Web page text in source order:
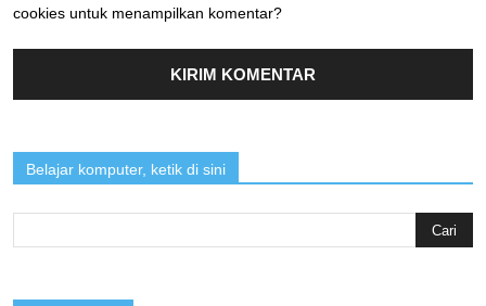
cookies untuk menampilkan komentar?
Belajar komputer, ketik di sini
for: